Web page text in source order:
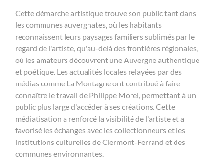
Cette démarche artistique trouve son public tant dans
les communes auvergnates, où les habitants
reconnaissent leurs paysages familiers sublimés par le
regard de l'artiste, qu'au-delà des frontières régionales,
où les amateurs découvrent une Auvergne authentique
et poétique. Les actualités locales relayées par des
médias comme La Montagne ont contribué à faire
connaître le travail de Philippe Morel, permettant à un
public plus large d'accéder à ses créations. Cette
médiatisation a renforcé la visibilité de l'artiste et a
favorisé les échanges avec les collectionneurs et les
institutions culturelles de Clermont-Ferrand et des
communes environnantes.